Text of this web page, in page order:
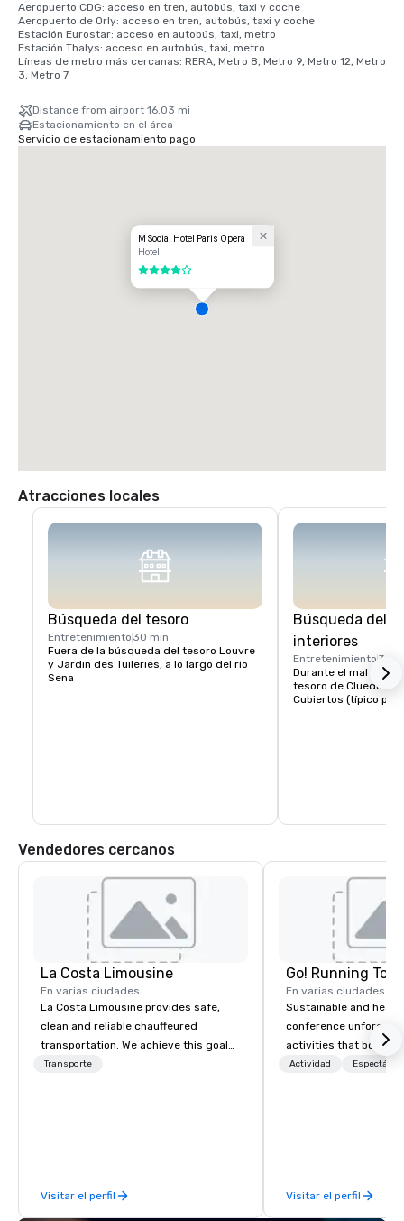
Aeropuerto CDG: acceso en tren, autobús, taxi y coche
Aeropuerto de Orly: acceso en tren, autobús, taxi y coche
Estación Eurostar: acceso en autobús, taxi, metro
Estación Thalys: acceso en autobús, taxi, metro
Líneas de metro más cercanas: RERA, Metro 8, Metro 9, Metro 12, Metro
3, Metro 7
Distance from airport 16.03 mi
Estacionamiento en el área
Servicio de estacionamiento pago
M Social Hotel Paris Opera
Hotel
4 de 5
Atracciones locales
Búsqueda del tesoro
Entretenimiento 30 min
Fuera de la búsqueda del tesoro Louvre
y Jardin des Tuileries, a lo largo del río
Sena
Búsqueda del
interiores
Entretenimiento 30
Durante el mal
tesoro de Cluedo
Cubiertos (típico
Vendedores cercanos
La Costa Limousine
En varias ciudades
La Costa Limousine provides safe,
clean and reliable chauffeured
transportation. We achieve this goal
with highly trained chauffeurs, the
late model luxury vehicles to the
highly experienced and professional
Transporte
Visitar el perfil
Go! Running
En varias ciudades
Sustainable and
conference
activities that boost
lower carbon
Actividad
Visitar el perfil